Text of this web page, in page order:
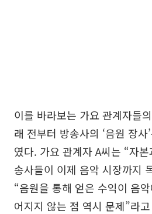
이를 바라보는 가요 관계자들
래 전부터 방송사의 ‘음원 장사
였다. 가요 관계자 A씨는 “자
송사들이 이제 음악 시장까지
“음원을 통해 얻은 수익이 음
어지지 않는 점 역시 문제”라